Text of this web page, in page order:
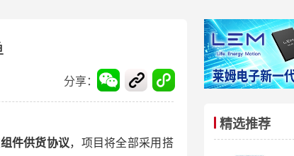
分享：
件供货协议，项目将全部采用搭
精选推荐